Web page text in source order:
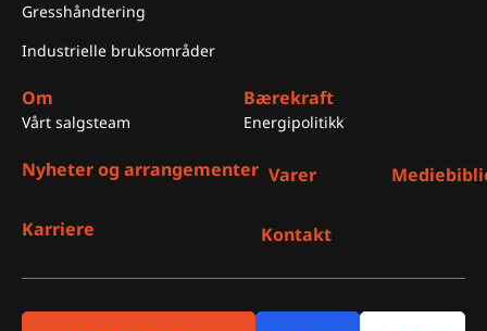
Gresshåndtering
Industrielle bruksområder
Om
Vårt salgsteam
Bærekraft
Energipolitikk
Nyheter og arrangementer Varer
Karriere Kontakt